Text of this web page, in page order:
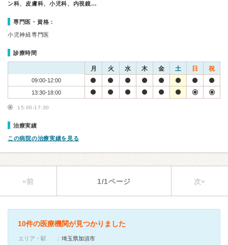
ン科、皮膚科、小児科、内視鏡…
専門医・資格：
小児神経専門医
診療時間
月 火 水 木 金 土 日 祝
09:00-12:00
13:30-18:00
15:00-17:30
治療実績
この病院の治療実績を見る
«前 1/1ページ 次»
10件の医療機関が見つかりました
エリア・駅
埼玉県加須市